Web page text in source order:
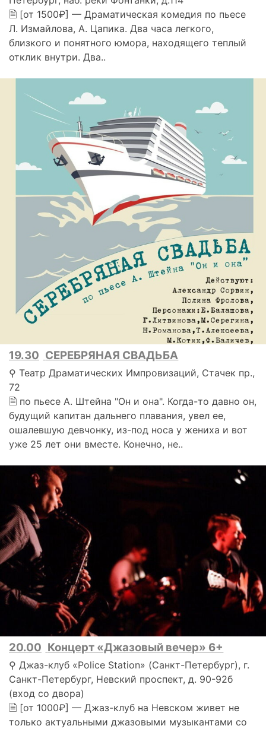
🗎 [от 1500₽] — Драматическая комедия по пьесе
Л. Измайлова, А. Цапика. Два часа легкого,
близкого и понятного юмора, находящего теплый
отклик внутри. Два..
19.30 СЕРЕБРЯНАЯ СВАДЬБА
⚲ Театр Драматических Импровизаций, Стачек пр.,
72
🗎 по пьесе А. Штейна "Он и она". Когда-то давно он,
будущий капитан дальнего плавания, увел ее,
ошалевшую девчонку, из-под носа у жениха и вот
уже 25 лет они вместе. Конечно, не..
20.00 Концерт «Джазовый вечер» 6+
⚲ Джаз-клуб «Police Station» (Санкт-Петербург), г.
Санкт-Петербург, Невский проспект, д. 90-92б
(вход со двора)
🗎 [от 1000₽] — Джаз-клуб на Невском живет не
только актуальными джазовыми музыкантами со